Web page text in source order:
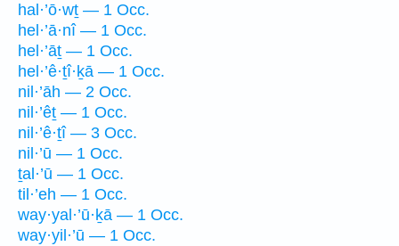
hal·’ō·wṯ — 1 Occ.
hel·’ā·nî — 1 Occ.
hel·’āṯ — 1 Occ.
hel·’ê·ṯî·ḵā — 1 Occ.
nil·’āh — 2 Occ.
nil·’êṯ — 1 Occ.
nil·’ê·ṯî — 3 Occ.
nil·’ū — 1 Occ.
ṯal·’ū — 1 Occ.
til·’eh — 1 Occ.
way·yal·’ū·ḵā — 1 Occ.
way·yil·’ū — 1 Occ.